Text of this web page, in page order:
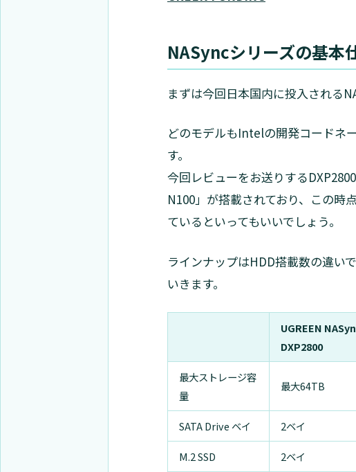
NASyncシリーズの基本
まずは今回日本国内に投入される
どのモデルもIntelの開発コードネ
す。
今回レビューをお送りする
N100」が搭載されており、この時
ているといってもいいでしょう。
ラインナップはHDD搭載数の違い
いきます。
UGREEN
DXP2800
最大ストレージ容
量
最大64TB
SATA Drive ベイ 2ベイ
M.2 SSD 2ベイ